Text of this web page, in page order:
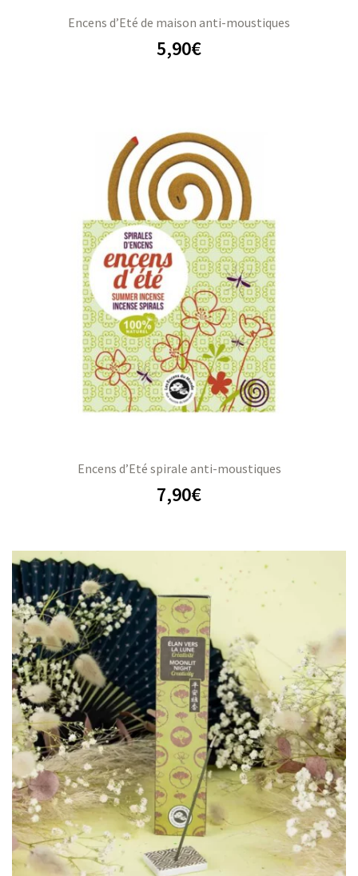
Encens d’Eté de maison anti-moustiques
5,90€
Encens d’Eté spirale anti-moustiques
7,90€